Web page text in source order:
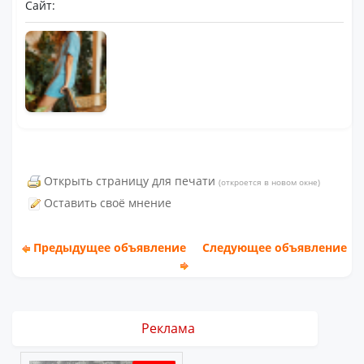
Сайт:
Открыть страницу для печати (откроется в новом окне)
Оставить своё мнение
Предыдущее объявление Следующее объявление
Реклама